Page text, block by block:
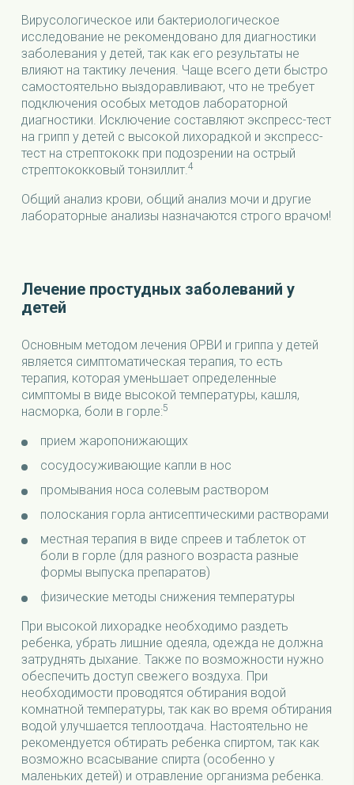
Вирусологическое или бактериологическое
исследование не рекомендовано для диагностики
заболевания у детей, так как его результаты не
влияют на тактику лечения. Чаще всего дети быстро
самостоятельно выздоравливают, что не требует
подключения особых методов лабораторной
диагностики. Исключение составляют экспресс-тест
на грипп у детей с высокой лихорадкой и экспресс-
тест на стрептококк при подозрении на острый
стрептококковый тонзиллит.4
Общий анализ крови, общий анализ мочи и другие
лабораторные анализы назначаются строго врачом!
Лечение простудных заболеваний у
детей
Основным методом лечения ОРВИ и гриппа у детей
является симптоматическая терапия, то есть
терапия, которая уменьшает определенные
симптомы в виде высокой температуры, кашля,
насморка, боли в горле:5
прием жаропонижающих
сосудосуживающие капли в нос
промывания носа солевым раствором
полоскания горла антисептическими растворами
местная терапия в виде спреев и таблеток от
боли в горле (для разного возраста разные
формы выпуска препаратов)
физические методы снижения температуры
При высокой лихорадке необходимо раздеть
ребенка, убрать лишние одеяла, одежда не должна
затруднять дыхание. Также по возможности нужно
обеспечить доступ свежего воздуха. При
необходимости проводятся обтирания водой
комнатной температуры, так как во время обтирания
водой улучшается теплоотдача. Настоятельно не
рекомендуется обтирать ребенка спиртом, так как
возможно всасывание спирта (особенно у
маленьких детей) и отравление организма ребенка.